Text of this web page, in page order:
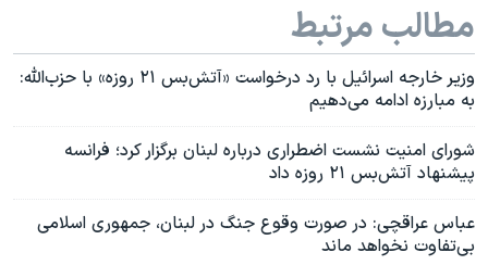
مطالب مرتبط
وزیر خارجه اسرائیل با رد درخواست «آتش‌بس ۲۱ روزه» با حزب‌الله:
به مبارزه ادامه می‌دهیم
شورای امنیت نشست اضطراری درباره لبنان برگزار کرد؛ فرانسه
پیشنهاد آتش‌بس ۲۱ روزه داد
عباس عراقچی: در صورت وقوع جنگ در لبنان، جمهوری اسلامی
بی‌تفاوت نخواهد ماند